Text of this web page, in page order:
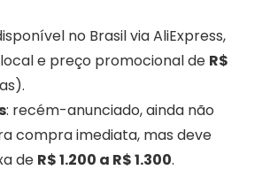
no Brasil via AliExpress,
e preço promocional de R$
: recém-anunciado, ainda não
compra imediata, mas deve
de R$ 1.200 a R$ 1.300.